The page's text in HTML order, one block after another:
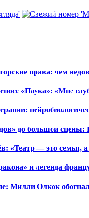
права: чем
«Паука»: «Мне
до большой сцены:
«Театр — это семья,
и легенда
Милли Олкок